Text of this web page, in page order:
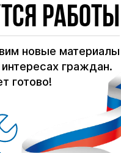
работы
новые материалы
граждан.
готово!